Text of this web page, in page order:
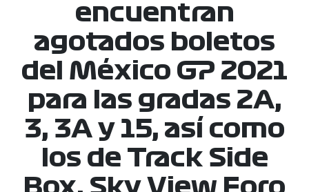
encuentran
agotados boletos
del México GP 2021
para las gradas 2A,
3, 3A y 15, así como
los de Track Side
Box, Sky View Foro